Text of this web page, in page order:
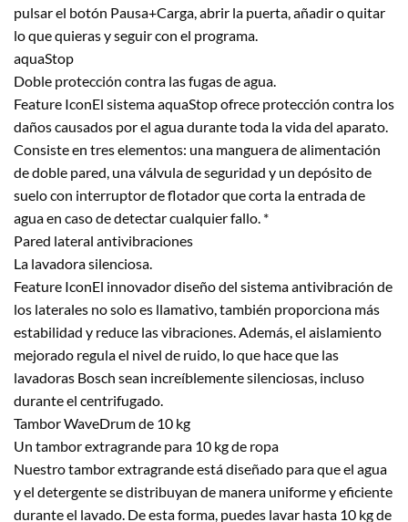
pulsar el botón Pausa+Carga, abrir la puerta, añadir o quitar
lo que quieras y seguir con el programa.
aquaStop
Doble protección contra las fugas de agua.
Feature IconEl sistema aquaStop ofrece protección contra los
daños causados por el agua durante toda la vida del aparato.
Consiste en tres elementos: una manguera de alimentación
de doble pared, una válvula de seguridad y un depósito de
suelo con interruptor de flotador que corta la entrada de
agua en caso de detectar cualquier fallo. *
Pared lateral antivibraciones
La lavadora silenciosa.
Feature IconEl innovador diseño del sistema antivibración de
los laterales no solo es llamativo, también proporciona más
estabilidad y reduce las vibraciones. Además, el aislamiento
mejorado regula el nivel de ruido, lo que hace que las
lavadoras Bosch sean increíblemente silenciosas, incluso
durante el centrifugado.
Tambor WaveDrum de 10 kg
Un tambor extragrande para 10 kg de ropa
Nuestro tambor extragrande está diseñado para que el agua
y el detergente se distribuyan de manera uniforme y eficiente
durante el lavado. De esta forma, puedes lavar hasta 10 kg de